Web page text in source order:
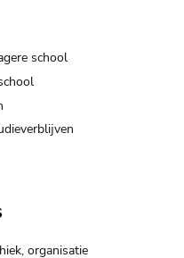
school
organisatie